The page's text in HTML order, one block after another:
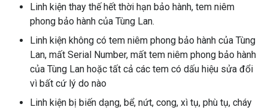
Linh kiện thay thế hết thời hạn bảo hành, tem niêm
phong bảo hành của Tùng Lan.
Linh kiện không có tem niêm phong bảo hành của Tùng
Lan, mất Serial Number, mất tem niêm phong bảo hành
của Tùng Lan hoặc tất cả các tem có dấu hiệu sửa đổi
vì bất cứ lý do nào
Linh kiện bị biến dạng, bể, nứt, cong, xì tụ, phù tụ, cháy